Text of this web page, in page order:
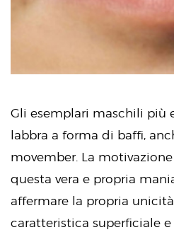
Gli esemplari maschili più
labbra a forma di baffi,
movember. La
questa vera e propria
affermare la propria
caratteristica superficiale